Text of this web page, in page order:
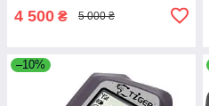
4 500 ₴ 5 000 ₴
–10%